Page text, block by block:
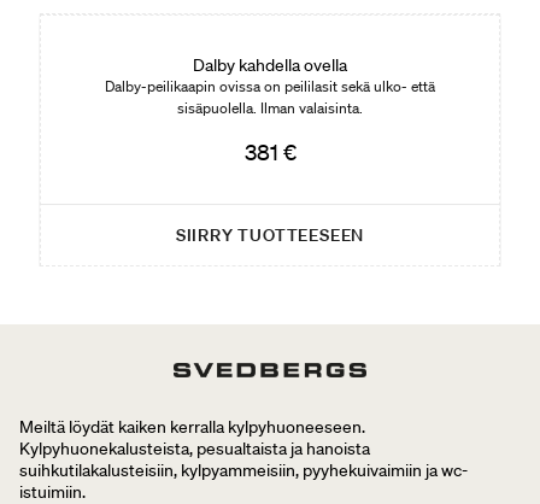
Dalby kahdella ovella
Dalby-peilikaapin ovissa on peililasit sekä ulko- että
sisäpuolella. Ilman valaisinta.
381 €
SIIRRY TUOTTEESEEN
Meiltä löydät kaiken kerralla kylpyhuoneeseen.
Kylpyhuonekalusteista, pesualtaista ja hanoista
suihkutilakalusteisiin, kylpyammeisiin, pyyhekuivaimiin ja wc-
istuimiin.